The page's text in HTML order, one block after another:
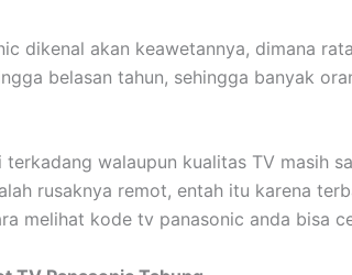
dikenal akan keawetannya, dimana
belasan tahun, sehingga banyak
walaupun kualitas TV masih
rusaknya remot, entah itu karena
melihat kode tv panasonic anda bisa